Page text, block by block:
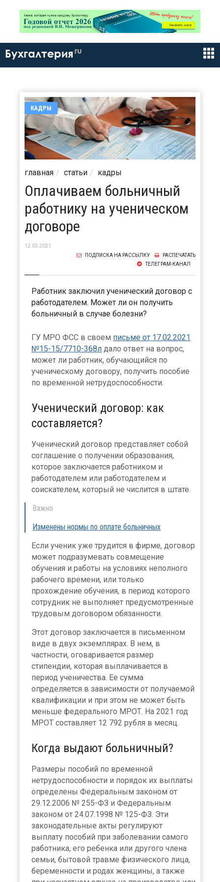
Бухгалтерия ru
КАДРЫ
главная статьи кадры
Оплачиваем больничный
работнику на ученическом
договоре
12.03.2021
РАСПЕЧАТАТЬ
ПОДПИСКА НА РАССЫЛКУ
ТЕЛЕГРАМ-КАНАЛ
Работник заключил ученический договор с
работодателем. Может ли он получить
больничный в случае болезни?
ГУ МРО ФСС в своем письме от 17.02.2021
№15-15/7710-368л дало ответ на вопрос,
может ли работник, обучающийся по
ученическому договору, получить пособие
по временной нетрудоспособности.
Ученический договор: как
составляется?
Ученический договор представляет собой
соглашение о получении образования,
которое заключается работником и
работодателем или работодателем и
соискателем, который не числится в штате.
Важно
Изменены нормы по оплате больничных
Если ученик уже трудится в фирме, договор
может подразумевать совмещение
обучения и работы на условиях неполного
рабочего времени, или только
прохождение обучения, в период которого
сотрудник не выполняет предусмотренные
трудовым договором обязанности.
Этот договор заключается в письменном
виде в двух экземплярах. В нем, в
частности, оговаривается размер
стипендии, которая выплачивается в
период ученичества. Ее сумма
определяется в зависимости от получаемой
квалификации и при этом не может быть
меньше федерального МРОТ. На 2021 год
МРОТ составляет 12 792 рубля в месяц.
Когда выдают больничный?
Размеры пособий по временной
нетрудоспособности и порядок их выплаты
определены Федеральным законом от
29.12.2006 № 255-ФЗ и Федеральным
законом от 24.07.1998 № 125-ФЗ. Эти
законодательные акты регулируют
выплату пособий при заболевании самого
работника, его ребенка или другого члена
семьи, бытовой травме физического лица,
беременности и родах женщины, а также